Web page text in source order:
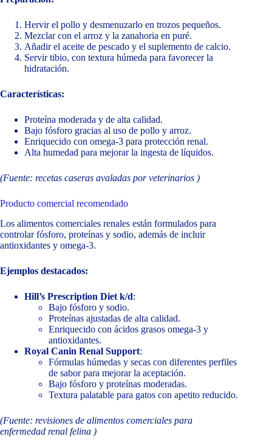
Hervir el pollo y desmenuzarlo en trozos pequeños.
Mezclar con el arroz y la zanahoria en puré.
Añadir el aceite de pescado y el suplemento de calcio.
Servir tibio, con textura húmeda para favorecer la
hidratación.
Características:
Proteína moderada y de alta calidad.
Bajo fósforo gracias al uso de pollo y arroz.
Enriquecido con omega-3 para protección renal.
Alta humedad para mejorar la ingesta de líquidos.
(Fuente: recetas caseras avaladas por veterinarios )
Producto comercial recomendado
Los alimentos comerciales renales están formulados para
controlar fósforo, proteínas y sodio, además de incluir
antioxidantes y omega-3.
Ejemplos destacados:
Hill’s Prescription Diet k/d:
Bajo fósforo y sodio.
Proteínas ajustadas de alta calidad.
Enriquecido con ácidos grasos omega-3 y
antioxidantes.
Royal Canin Renal Support:
Fórmulas húmedas y secas con diferentes perfiles
de sabor para mejorar la aceptación.
Bajo fósforo y proteínas moderadas.
Textura palatable para gatos con apetito reducido.
(Fuente: revisiones de alimentos comerciales para
enfermedad renal felina )